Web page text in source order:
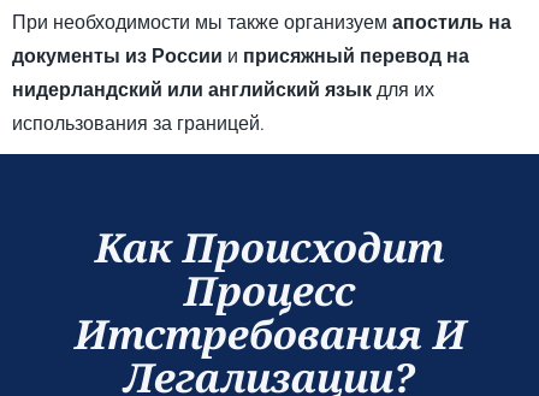
При необходимости мы также организуем апостиль на
документы из России и присяжный перевод на
нидерландский или английский язык для их
использования за границей.
Как Происходит
Процесс
Итстребования И
Легализации?